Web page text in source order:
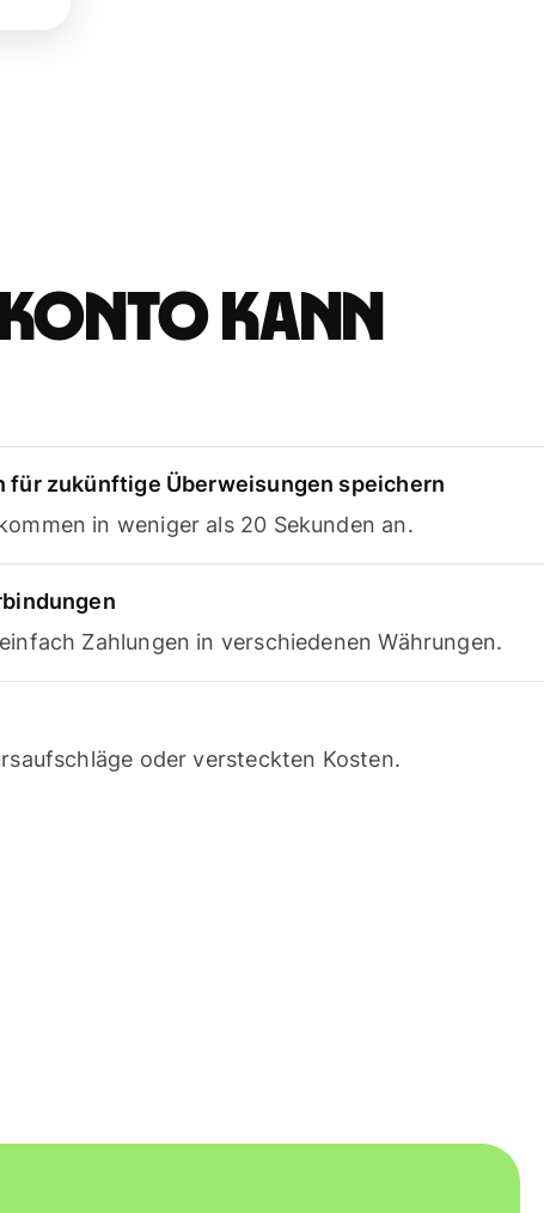
Konto kann
für zukünftige Überweisungen speichern
in weniger als 20 Sekunden an.
Zahlungen in verschiedenen Währungen.
oder versteckten Kosten.